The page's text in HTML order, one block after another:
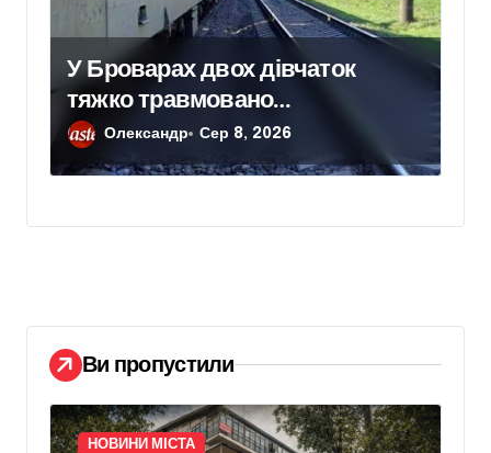
У Броварах двох дівчаток
тяжко травмовано
електричним струмом
Олександр Сер 8, 2026
Ви пропустили
НОВИНИ МІСТА